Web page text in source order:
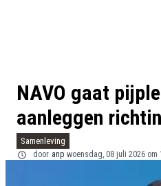
NAVO gaat
aanleggen
Samenleving
door anp woensdag, 08 juli 2026 om